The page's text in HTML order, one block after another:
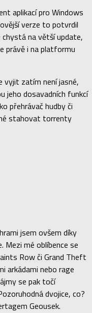
aplikací pro Windows
verze to potvrdil
chystá na větší update,
právě i na platformu
vyjit zatím není jasné,
jeho dosavadních funkcí
přehrávač hudby či
stahovat torrenty
jsem ovšem díky
Mezi mé oblíbence se
Row či Grand Theft
arkádami nebo rage
se pak točí
dvojice, co?
Geousek.